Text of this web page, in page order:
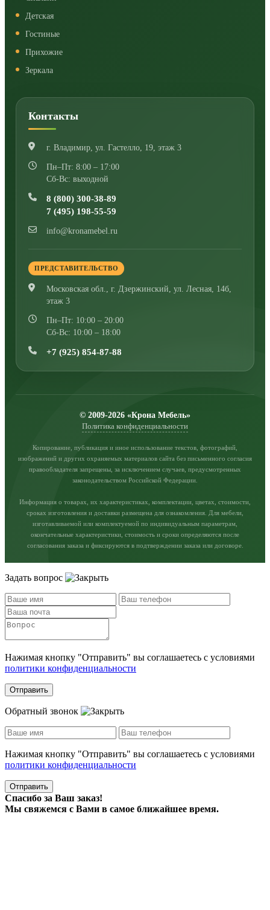
Детская
Гостиные
Прихожие
Зеркала
Контакты
г. Владимир ул. Гастелло, 19, этаж 3
Пн–Пт: 8:00 – 17:00
Сб-Вс: выходной
8 (800) 300-38-89
7 (495) 198-55-59
info@kronamebel.ru
ПРЕДСТАВИТЕЛЬСТВО
Московская обл., г. Дзержинский ул. Лесная, 14б,
этаж 3
Пн–Пт: 10:00 – 20:00
Сб-Вс: 10:00 – 18:00
+7 (925) 854-87-88
© 2009-2026 «Крона Мебель»
Политика конфиденциальности
Копирование, публикация и иное использование текстов, фотографий,
изображений и других охраняемых материалов сайта без письменного согласия
правообладателя запрещены, за исключением случаев, предусмотренных
законодательством Российской Федерации.
Информация о товарах, их характеристиках, комплектации, цветах, стоимости,
сроках изготовления и доставки размещена для ознакомления. Для мебели,
изготавливаемой или комплектуемой по индивидуальным параметрам,
окончательные характеристики, стоимость и сроки определяются после
согласования заказа и фиксируются в подтверждении заказа или договоре.
Задать вопрос
Нажимая кнопку "Отправить" вы соглашаетесь с условиями
политики конфиденциальности
Отправить
Обратный звонок
Нажимая кнопку "Отправить" вы соглашаетесь с условиями
политики конфиденциальности
Отправить
Спасибо за Ваш заказ!
Мы свяжемся с Вами в самое ближайшее время.